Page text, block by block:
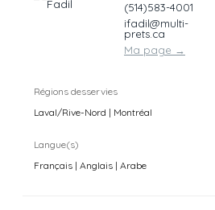
(514)583-4001
ifadil@multi-
prets.ca
Ma page →
Régions desservies
Laval/Rive-Nord | Montréal
Langue(s)
Français | Anglais | Arabe